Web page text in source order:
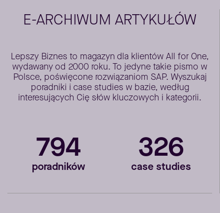
E-ARCHIWUM ARTYKUŁÓW
Lepszy Biznes to magazyn dla klientów All for One,
wydawany od 2000 roku. To jedyne takie pismo w
Polsce, poświęcone rozwiązaniom SAP. Wyszukaj
poradniki i case studies w bazie, według
interesujących Cię słów kluczowych i kategorii.
794
poradników
326
case studies